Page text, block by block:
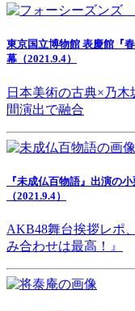
東京国立博物館 表慶館『
幕（2021.9.4）
日本美術の古典×乃
間演出で融合
『未成仏百物語』出演の
（2021.9.4）
AKB48舞台挨拶レポ
み合わせは最高！』